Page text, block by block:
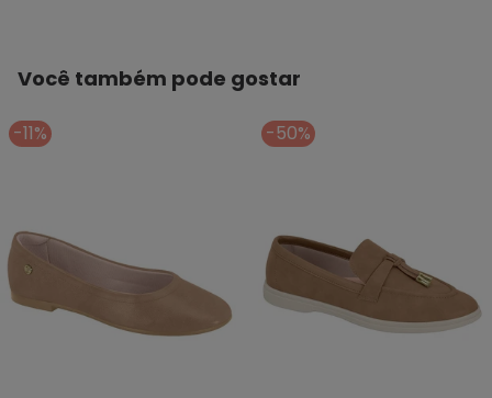
Você também pode gostar
-11% -50%